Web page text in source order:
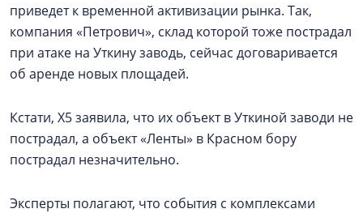
приведет к временной активизации рынка. Так,
компания «Петрович», склад которой тоже пострадал
при атаке на Уткину заводь, сейчас договаривается
об аренде новых площадей.
Кстати, Х5 заявила, что их объект в Уткиной заводи не
пострадал, а объект «Ленты» в Красном бору
пострадал незначительно.
Эксперты полагают, что события с комплексами